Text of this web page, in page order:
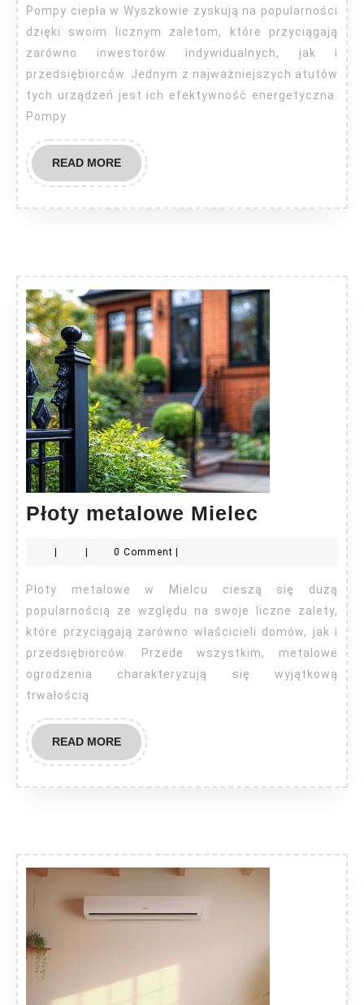
Pompy ciepła w Wyszkowie zyskują na popularności
dzięki swoim licznym zaletom, które przyciągają
zarówno inwestorów indywidualnych, jak i
przedsiębiorców. Jednym z najważniejszych atutów
tych urządzeń jest ich efektywność energetyczna.
Pompy
READ MOREREAD
MORE
Płoty metalowe Mielec
metalowe
| | 0 Comment |
Płoty metalowe w Mielcu cieszą się dużą
popularnością ze względu na swoje liczne zalety,
które przyciągają zarówno właścicieli domów, jak i
przedsiębiorców. Przede wszystkim, metalowe
ogrodzenia charakteryzują się wyjątkową
trwałością
READ MOREREAD
MORE